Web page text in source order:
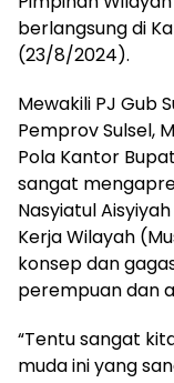
berlangsung di
(23/8/2024).
Mewakili PJ Gub
Pemprov Sulsel,
Pola Kantor
sangat
Nasyiatul
Kerja Wilayah
konsep dan
perempuan dan
“Tentu sangat
muda ini yang